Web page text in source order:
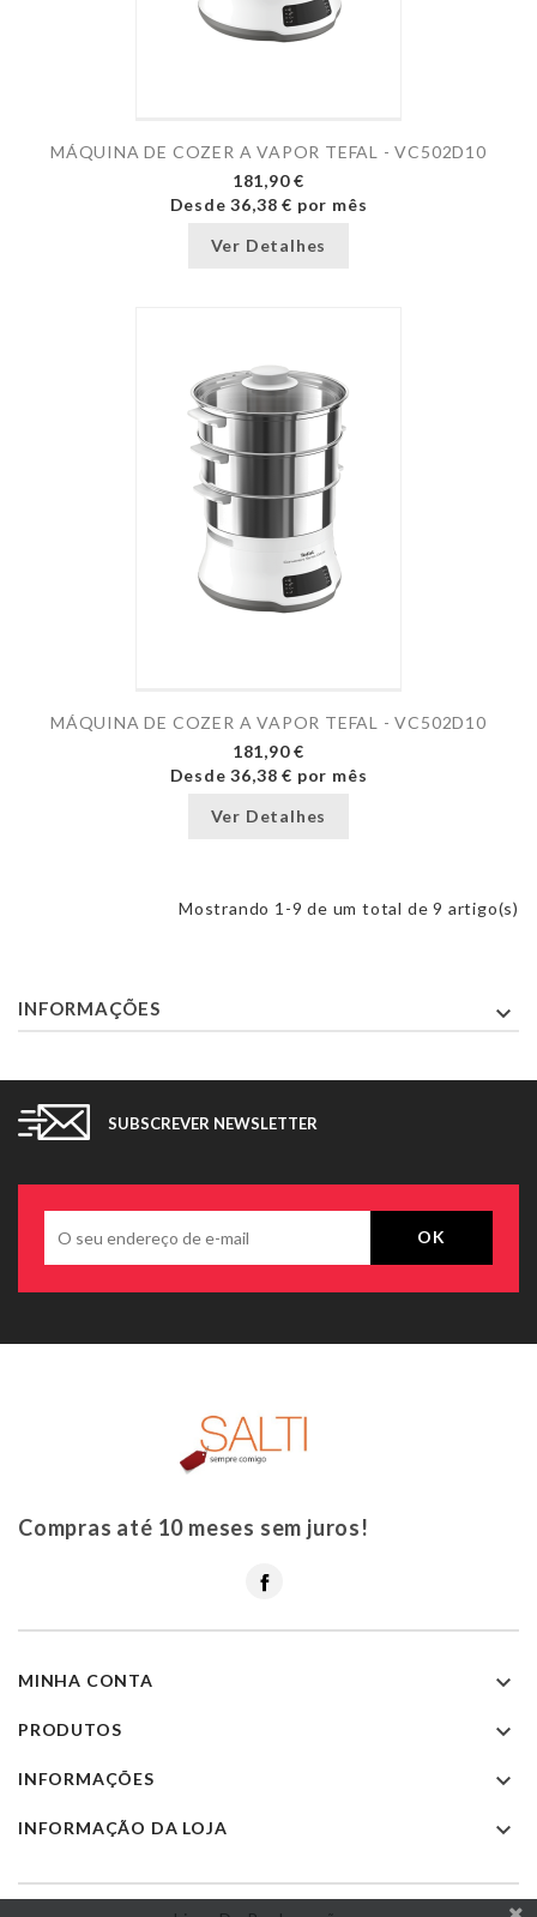
MÁQUINA DE COZER A VAPOR TEFAL - VC502D10
181,90 €
Desde36,38 € por mês
Ver Detalhes
MÁQUINA DE COZER A VAPOR TEFAL - VC502D10
181,90 €
Desde36,38 € por mês
Ver Detalhes
Mostrando 1-9 de um total de 9 artigo(s)
INFORMAÇÕES 
SUBSCREVER NEWSLETTER
Compras até 10 meses sem juros!
MINHA CONTA 
PRODUTOS 
INFORMAÇÕES 
INFORMAÇÃO DA LOJA 